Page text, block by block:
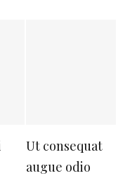
Ut consequat
augue odio